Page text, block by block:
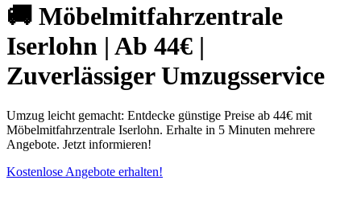
🚚 Möbelmitfahrzentrale
Iserlohn | Ab 44€ |
Zuverlässiger Umzugsservice
Umzug leicht gemacht: Entdecke günstige Preise ab 44€ mit
Möbelmitfahrzentrale Iserlohn. Erhalte in 5 Minuten mehrere
Angebote. Jetzt informieren!
Kostenlose Angebote erhalten!